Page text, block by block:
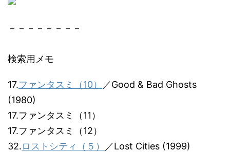
－－－－－－－－
検索用メモ
17.ファンタスミ（10）
／Good & Bad Ghosts
(1980)
17.ファンタスミ（11）
17.ファンタスミ（12）
32.ロストシティ（５）
／Lost Cities (1999)